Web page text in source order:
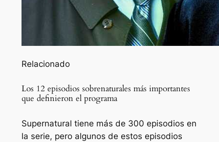
Relacionado
Los 12 episodios sobrenaturales más importantes
que definieron el programa
Supernatural tiene más de 300 episodios en
la serie, pero algunos de estos episodios